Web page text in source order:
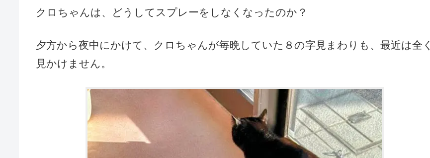
クロちゃんは、どうしてスプレーをしなくなったのか？
夕方から夜中にかけて、クロちゃんが毎晩していた８の字見まわりも、最近は全く
見かけません。